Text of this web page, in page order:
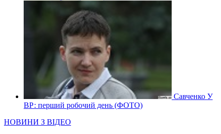
Савченко У
ВР: перший робочий день (ФОТО)
НОВИНИ З ВІДЕО